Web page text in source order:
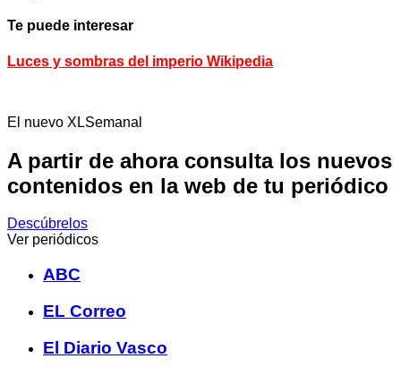
Te puede interesar
Luces y sombras del imperio Wikipedia
El nuevo XLSemanal
A partir de ahora consulta los nuevos
contenidos en la web de tu periódico
Descúbrelos
Ver periódicos
ABC
EL Correo
El Diario Vasco